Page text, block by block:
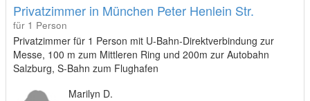
Privatzimmer in München Peter Henlein Str.
für 1 Person
Privatzimmer für 1 Person mit U-Bahn-Direktverbindung zur
Messe, 100 m zum Mittleren Ring und 200m zur Autobahn
Salzburg, S-Bahn zum Flughafen
Marilyn D.